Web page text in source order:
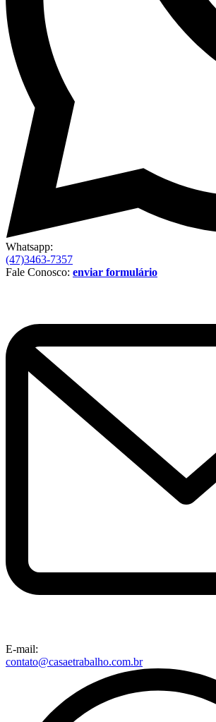
Whatsapp:
(47)3463-7357
Fale Conosco: enviar formulário
E-mail:
contato@casaetrabalho.com.br